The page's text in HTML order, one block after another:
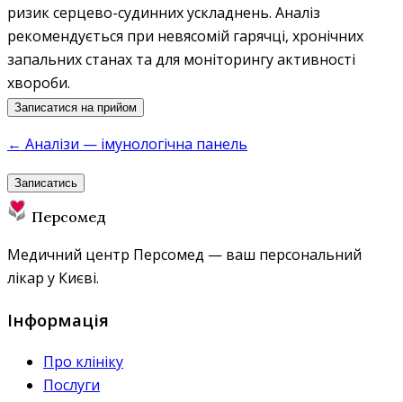
ризик серцево-судинних ускладнень. Аналіз
рекомендується при невясомій гарячці, хронічних
запальних станах та для моніторингу активності
хвороби.
Записатися на прийом
← Аналізи — імунологічна панель
Записатись
Персомед
Медичний центр Персомед — ваш персональний
лікар у Києві.
Інформація
Про клініку
Послуги